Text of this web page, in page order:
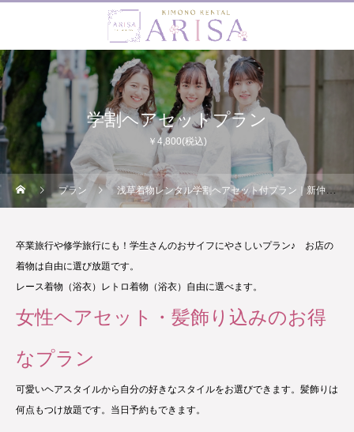
学割ヘアセットプラン
￥4,800(税込)
プラン 浅草着物レンタル学割ヘアセット付プラン｜新仲見世着物レンタルARISA
卒業旅行や修学旅行にも！学生さんのおサイフにやさしいプラン♪ お店の
着物は自由に選び放題です。
レース着物（浴衣）レトロ着物（浴衣）自由に選べます。
女性ヘアセット・髪飾り込みのお得
なプラン
可愛いヘアスタイルから自分の好きなスタイルをお選びできます。髪飾りは
何点もつけ放題です。当日予約もできます。